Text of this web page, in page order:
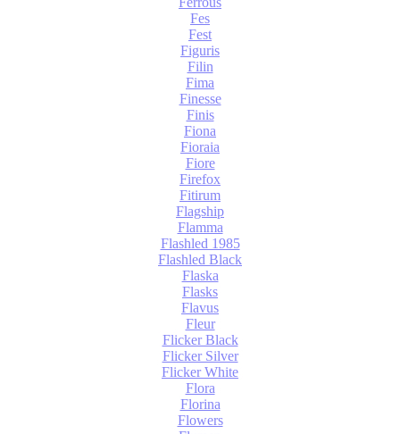
Fes
Fest
Figuris
Filin
Fima
Finesse
Finis
Fiona
Fioraia
Fiore
Firefox
Fitirum
Flagship
Flamma
Flashled 1985
Flashled Black
Flaska
Flasks
Flavus
Fleur
Flicker Black
Flicker Silver
Flicker White
Flora
Florina
Flowers